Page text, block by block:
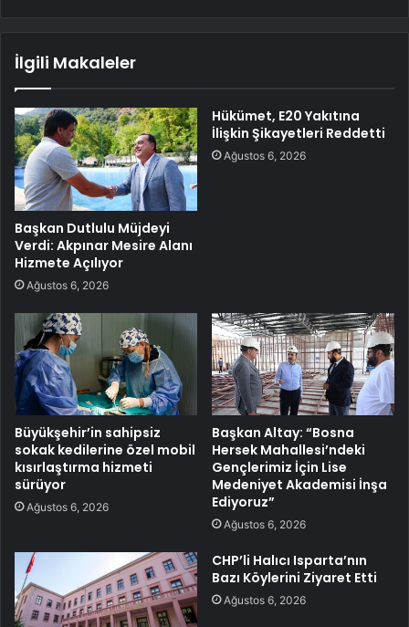
İlgili Makaleler
Başkan Dutlulu Müjdeyi
Verdi: Akpınar Mesire Alanı
Hizmete Açılıyor
Ağustos 6, 2026
Hükümet, E20 Yakıtına
İlişkin Şikayetleri Reddetti
Ağustos 6, 2026
Büyükşehir’in sahipsiz
sokak kedilerine özel mobil
kısırlaştırma hizmeti
sürüyor
Ağustos 6, 2026
Başkan Altay: “Bosna
Hersek Mahallesi’ndeki
Gençlerimiz İçin Lise
Medeniyet Akademisi İnşa
Ediyoruz”
Ağustos 6, 2026
CHP’li Halıcı Isparta’nın
Bazı Köylerini Ziyaret Etti
Ağustos 6, 2026